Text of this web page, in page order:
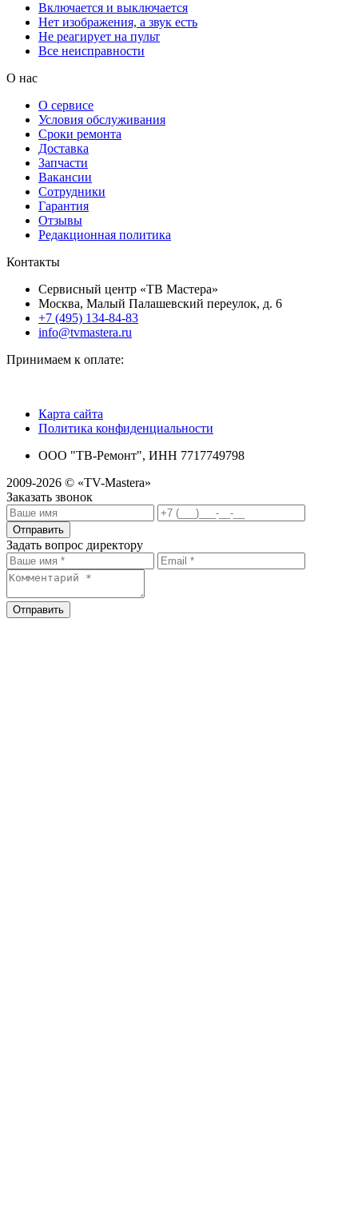
Включается и выключается
Нет изображения, а звук есть
Не реагирует на пульт
Все неисправности
О нас
О сервисе
Условия обслуживания
Сроки ремонта
Доставка
Запчасти
Вакансии
Сотрудники
Гарантия
Отзывы
Редакционная политика
Контакты
Сервисный центр «ТВ Мастера»
Москва, Малый Палашевский переулок, д. 6
+7 (495) 134-84-83
info@tvmastera.ru
Принимаем к оплате:
Карта сайта
Политика конфиденциальности
ООО "ТВ-Ремонт", ИНН 7717749798
2009-2026 © «TV-Mastera»
Заказать звонок
Отправить
Задать вопрос директору
Отправить